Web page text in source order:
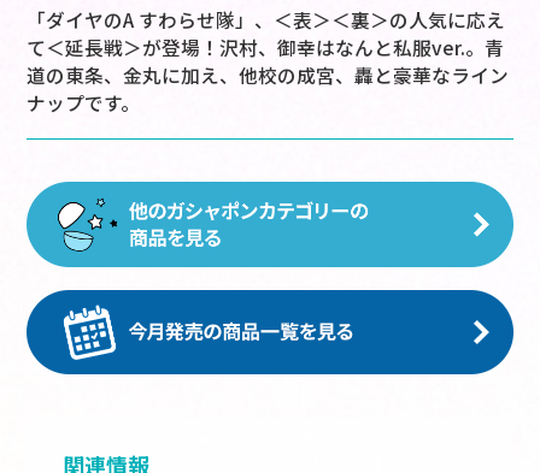
「ダイヤのA すわらせ隊」、＜表＞＜裏＞の人気に応え
て＜延長戦＞が登場！沢村、御幸はなんと私服ver.。青
道の東条、金丸に加え、他校の成宮、轟と豪華なライン
ナップです。
関連情報